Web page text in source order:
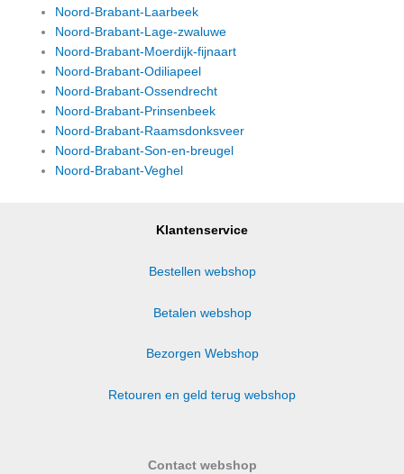
Noord-Brabant-Laarbeek
Noord-Brabant-Lage-zwaluwe
Noord-Brabant-Moerdijk-fijnaart
Noord-Brabant-Odiliapeel
Noord-Brabant-Ossendrecht
Noord-Brabant-Prinsenbeek
Noord-Brabant-Raamsdonksveer
Noord-Brabant-Son-en-breugel
Noord-Brabant-Veghel
Klantenservice
Bestellen webshop
Betalen webshop
Bezorgen Webshop
Retouren en geld terug webshop
Contact webshop